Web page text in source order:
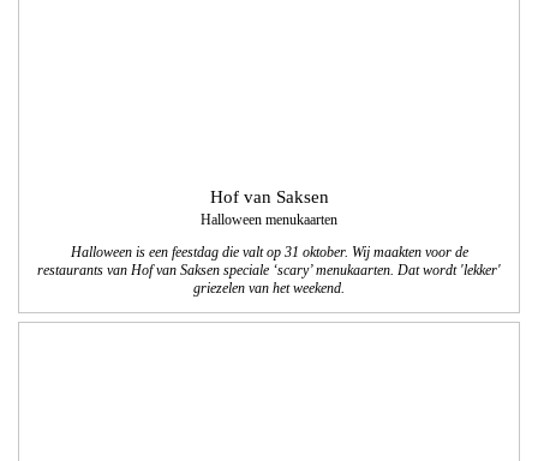
Hof van Saksen
Halloween menukaarten
Halloween is een feestdag die valt op 31 oktober. Wij maakten voor de
restaurants van Hof van Saksen speciale ‘scary’ menukaarten. Dat wordt 'lekker'
griezelen van het weekend.